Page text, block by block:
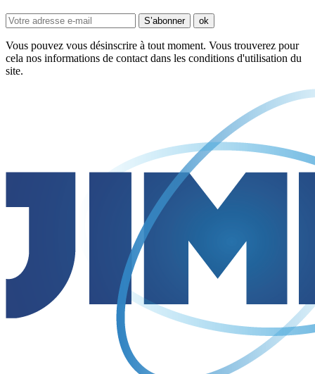
Vous pouvez vous désinscrire à tout moment. Vous trouverez pour
cela nos informations de contact dans les conditions d'utilisation du
site.